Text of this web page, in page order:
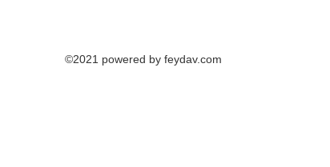
©2021 powered by feydav.com